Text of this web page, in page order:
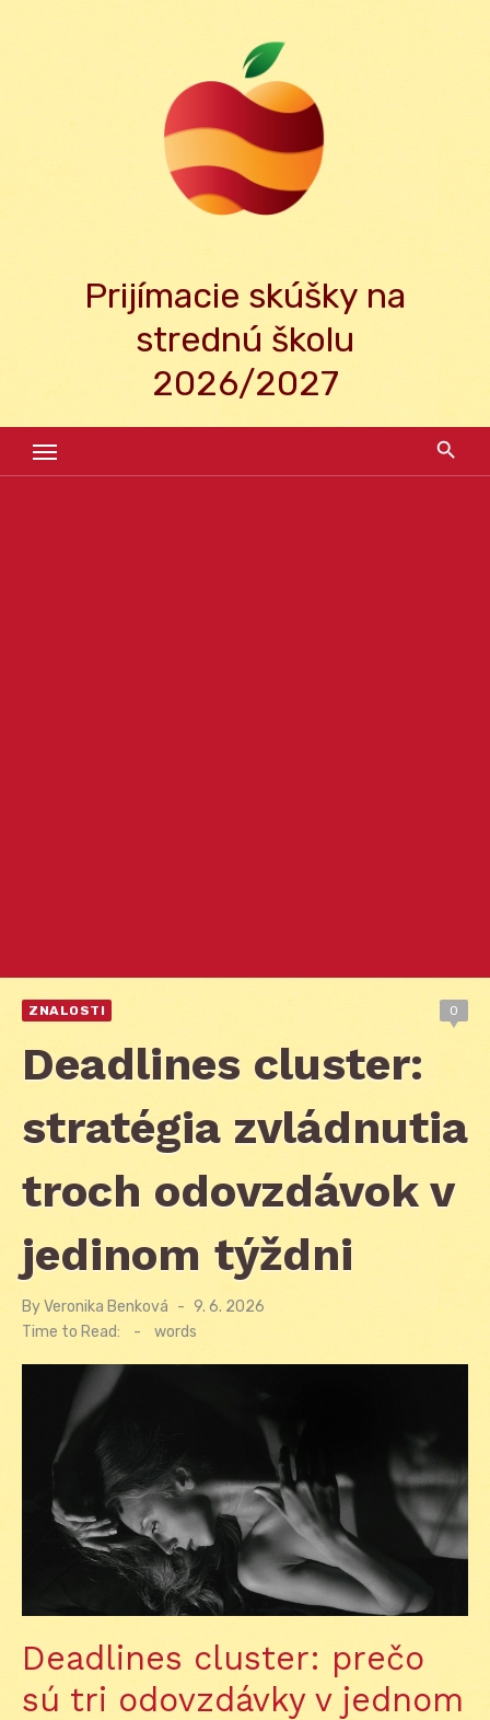
Prijímacie skúšky na
strednú školu
2026/2027
ZNALOSTI 0
Deadlines cluster:
stratégia zvládnutia
troch odovzdávok v
jedinom týždni
ByVeronika Benková
Posted
on
9. 6. 2026
Time to Read:
- words
Deadlines cluster: prečo
sú tri odovzdávky v jednom